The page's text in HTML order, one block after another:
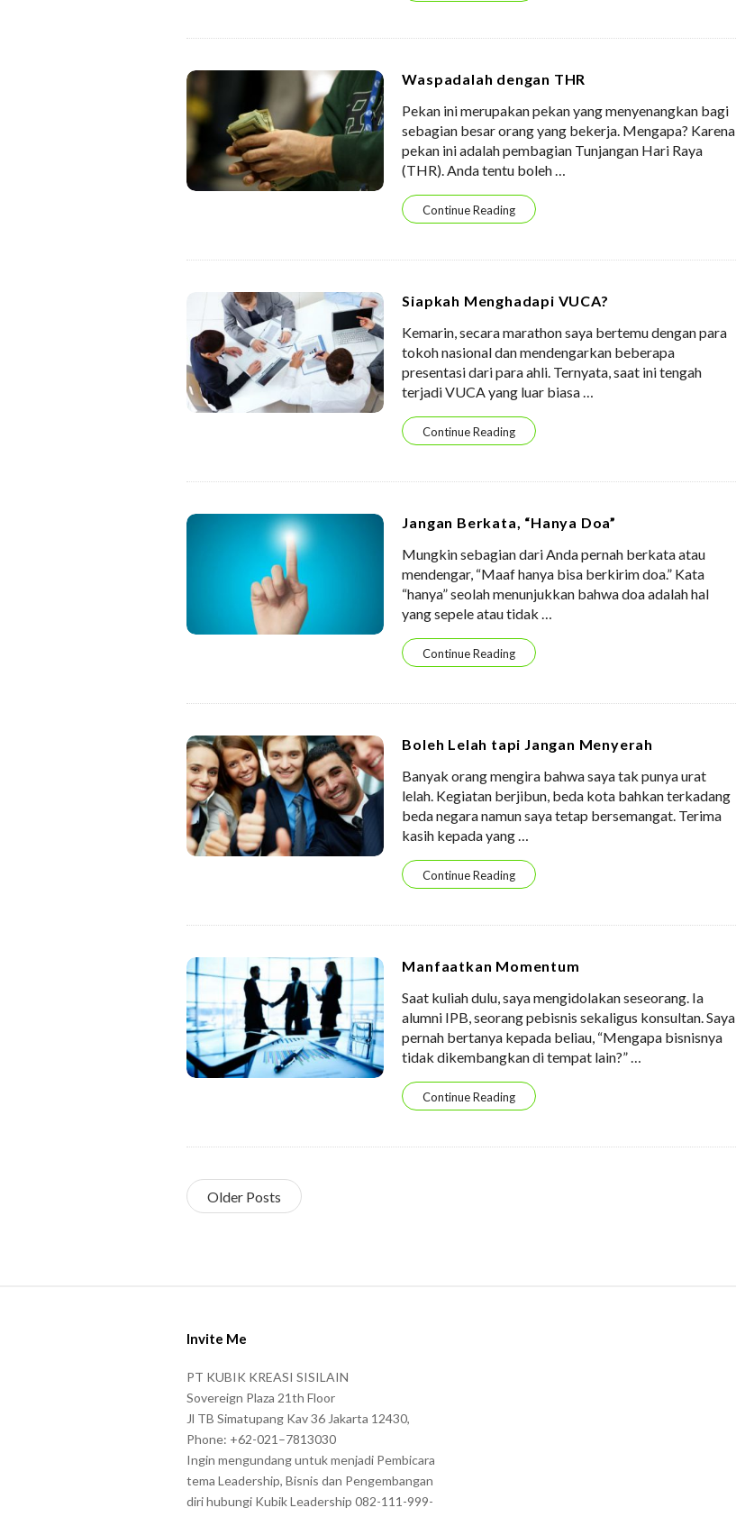
Waspadalah dengan THR
Pekan ini merupakan pekan yang menyenangkan bagi
sebagian besar orang yang bekerja. Mengapa? Karena
pekan ini adalah pembagian Tunjangan Hari Raya
(THR). Anda tentu boleh…
Continue Reading
Siapkah Menghadapi VUCA?
Kemarin, secara marathon saya bertemu dengan para
tokoh nasional dan mendengarkan beberapa
presentasi dari para ahli. Ternyata, saat ini tengah
terjadi VUCA yang luar biasa…
Continue Reading
Jangan Berkata, “Hanya Doa”
Mungkin sebagian dari Anda pernah berkata atau
mendengar, “Maaf hanya bisa berkirim doa.” Kata
“hanya” seolah menunjukkan bahwa doa adalah hal
yang sepele atau tidak …
Continue Reading
Boleh Lelah tapi Jangan Menyerah
Banyak orang mengira bahwa saya tak punya urat
lelah. Kegiatan berjibun, beda kota bahkan terkadang
beda negara namun saya tetap bersemangat. Terima
kasih kepada yang…
Continue Reading
Manfaatkan Momentum
Saat kuliah dulu, saya mengidolakan seseorang. Ia
alumni IPB, seorang pebisnis sekaligus konsultan. Saya
pernah bertanya kepada beliau, “Mengapa bisnisnya
tidak dikembangkan di tempat lain?”…
Continue Reading
Older Posts
Invite Me
PT KUBIK KREASI SISILAIN
Sovereign Plaza 21th Floor
Jl TB Simatupang Kav 36 Jakarta 12430,
Phone: +62-021–7813030
Ingin mengundang untuk menjadi Pembicara
tema Leadership, Bisnis dan Pengembangan
diri hubungi Kubik Leadership 082-111-999-